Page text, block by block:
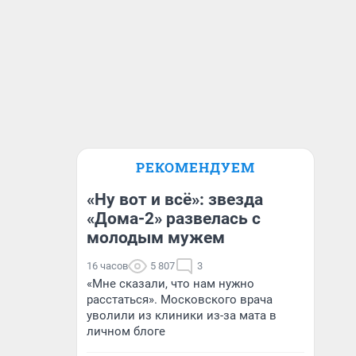
РЕКОМЕНДУЕМ
«Ну вот и всё»: звезда
«Дома-2» развелась с
молодым мужем
16 часов 5 807 3
«Мне сказали, что нам нужно
расстаться». Московского врача
уволили из клиники из-за мата в
личном блоге